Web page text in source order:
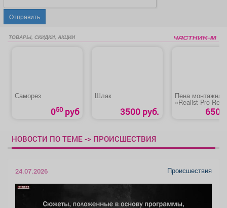
Отправить
ТОВАРЫ, СКИДКИ, АКЦИИ
Саморез
050 руб
Шлак
3500 руб.
Пена монтажная
«Realist Pro Red
650
НОВОСТИ ПО ТЕМЕ -> ПРОИСШЕСТВИЯ
24.07.2026 Происшествия